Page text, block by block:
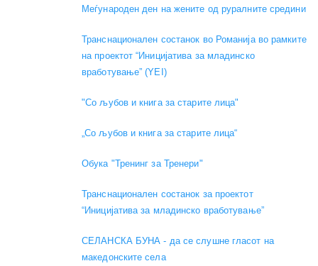
Меѓународен ден на жените од руралните средини
Транснационален состанок во Романија во рамките
на проектот “Иницијатива за младинско
вработување” (YEI)
"Со љубов и книга за старите лица"
„Со љубов и книга за старите лица“
Обука "Тренинг за Тренери"
Транснационален состанок за проектот
“Иницијатива за младинско вработување”
СЕЛАНСКА БУНА - да се слушне гласот на
македонските села